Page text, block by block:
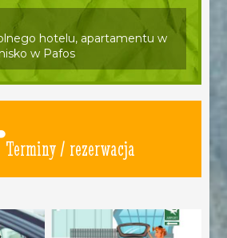
hotelu, apartamentu w
w Pafos
Terminy / rezerwacja